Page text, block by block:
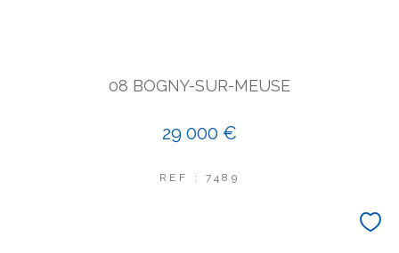
08 BOGNY-SUR-MEUSE
29 000 €
REF : 7489
Rechercher